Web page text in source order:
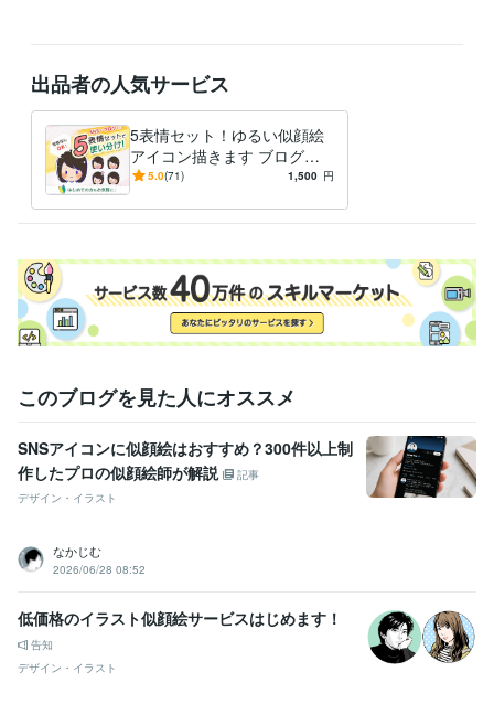
色彩検定3級 取得年 : 2008年
ビジネス・クリエイティブツール
STUDIO:1年Excel:3年Google サイト:5年freee:2年ChatGPT:0年
Adobe Photoshop:15年Adobe Premiere Pro:2年
Adobe Illustrator:5年 Canva:0年Adobe After Effects:10年
得意分野
テレビ業界、 バラエティ ゆるキャラ イラスト 絵本
デザイン制作 グラフィックデザイン
テレビ業界 出版
出品者の人気サービス
5表情セット！ゆるい似顔絵
アイコン描きます ブログ・S
NSのアイコンに♪写真なしO
5.0(71) 1,500 円
このブログを見た人にオススメ
SNSアイコンに似顔絵はおすすめ？300件以上制
作したプロの似顔絵師が解説
記事
デザイン・イラスト
なかじむ
2026/06/28 08:52
低価格のイラスト似顔絵サービスはじめます！
告知
デザイン・イラスト